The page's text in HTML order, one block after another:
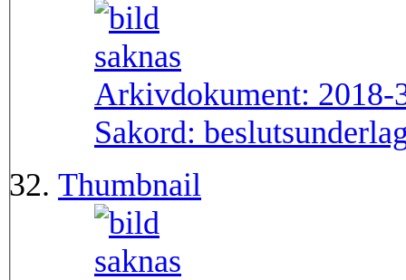
Arkivdokument: 2018-
Sakord:
Thumbnail